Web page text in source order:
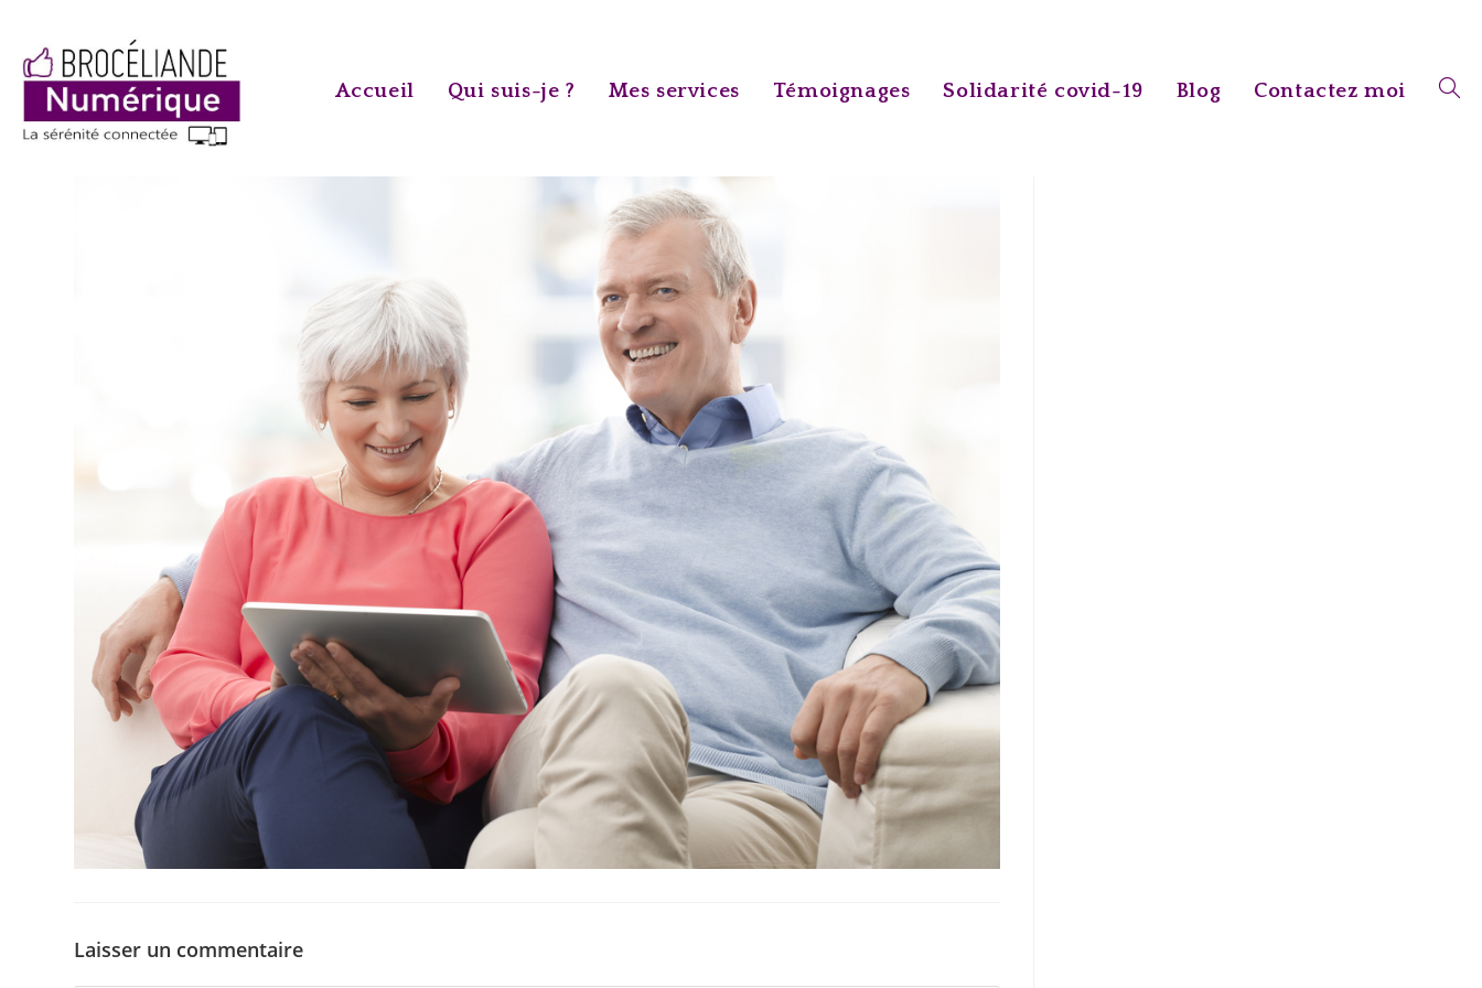
content
Accueil Qui suis-je ? Mes services Témoignages Solidarité covid-19 Blog Contactez moi
Laisser un commentaire